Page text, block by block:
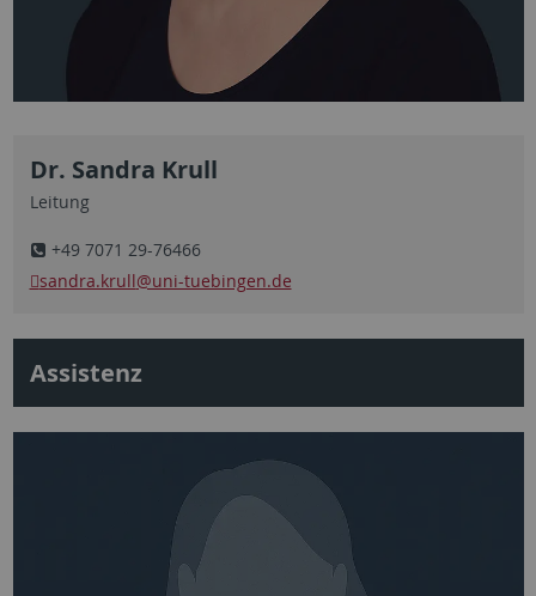
Dr. Sandra Krull
Leitung
+49 7071 29-76466
sandra.krull@uni-tuebingen.de
Assistenz